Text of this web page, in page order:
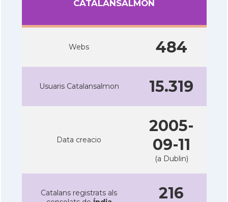
CATALANSALMON
Webs 484
Usuaris Catalansalmon 15.319
Data creacio
2005-
09-11
(a Dublin)
Catalans registrats als
216